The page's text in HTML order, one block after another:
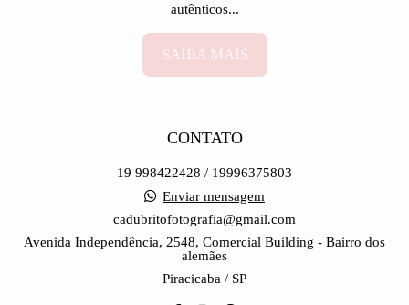
autênticos...
SAIBA MAIS
CONTATO
19 998422428 / 19996375803
Enviar mensagem
cadubritofotografia@gmail.com
Avenida Independência, 2548, Comercial Building - Bairro dos
alemães
Piracicaba / SP